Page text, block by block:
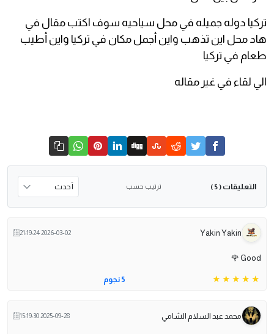
تركيا دوله جميله في محل سياحيه سوف اكتب مقال في
هاد محل اين تذهب واين أجمل مكان في تركيا واين أطيب
طعام في تركيا
الي لقاء في غير مقاله
التعليقات ( 5 ) ترتيب حسب
Yakin Yakin
2026-03-02 21:19:24
Good 🌹
5 نجوم
محمد عبد السلام الشامي 2025-09-28 15:19:30